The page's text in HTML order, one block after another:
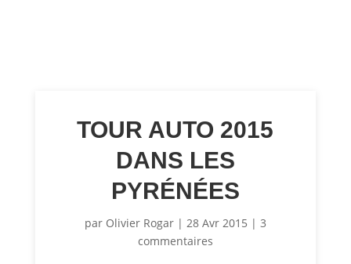
TOUR AUTO 2015
DANS LES
PYRÉNÉES
par Olivier Rogar| 28 Avr 2015 | 3
commentaires